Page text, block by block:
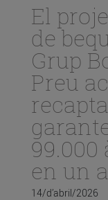
El
de
Grup
Preu
99.000
en un
14/d’abril/2026